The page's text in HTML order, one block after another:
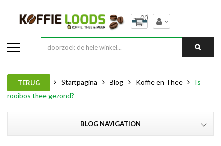
00
TERUG Startpagina Blog Koffie en Thee
Is
rooibos thee gezond?
BLOG NAVIGATION